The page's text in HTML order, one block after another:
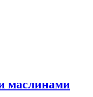
маслинами